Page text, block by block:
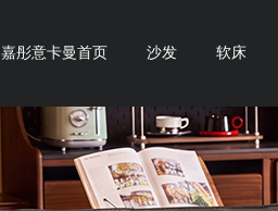
嘉彤意卡曼首页 沙发 软床